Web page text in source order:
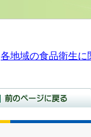
各地域の食品衛生に